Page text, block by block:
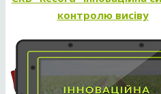
контролю висіву